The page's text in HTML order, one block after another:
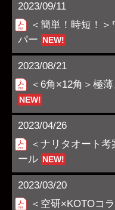
2023/09/11
＜簡単！時短！
パー NEW!
2023/08/21
＜6角×12角＞極
NEW!
2023/04/26
＜ナリタオート
ール NEW!
2023/03/20
＜空研×KOTOコ